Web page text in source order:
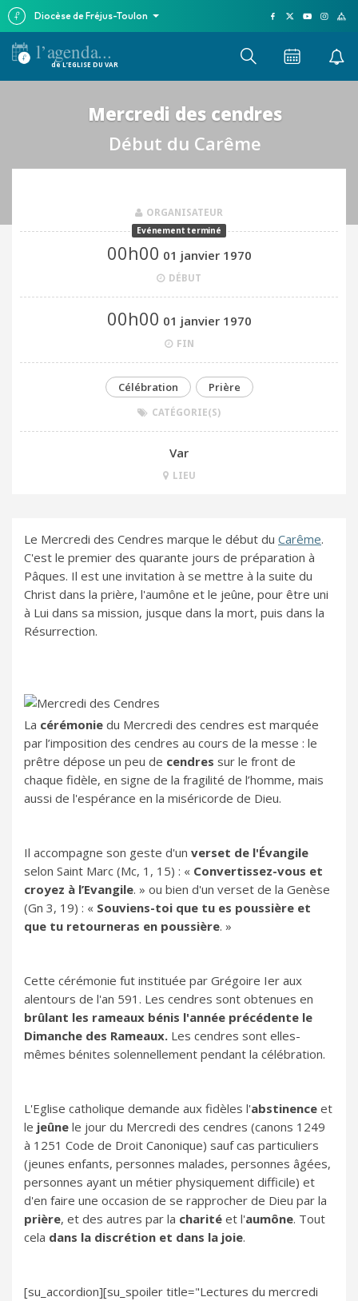
Diocèse de Fréjus-Toulon
l’agenda...
de L’EGLISE DU VAR
Mercredi des cendres
Début du Carême
ORGANISATEUR
00h00 01 janvier 1970
DÉBUT
00h00 01 janvier 1970
FIN
Célébration Prière
CATÉGORIE(S)
Var
LIEU
Le Mercredi des Cendres marque le début du Carême.
C'est le premier des quarante jours de préparation à
Pâques. Il est une invitation à se mettre à la suite du
Christ dans la prière, l'aumône et le jeûne, pour être uni
à Lui dans sa mission, jusque dans la mort, puis dans la
Résurrection.
La cérémonie du Mercredi des cendres est marquée
par l’imposition des cendres au cours de la messe : le
prêtre dépose un peu de cendres sur le front de
chaque fidèle, en signe de la fragilité de l’homme, mais
aussi de l'espérance en la miséricorde de Dieu.
Il accompagne son geste d'un verset de l'Évangile
selon Saint Marc (Mc, 1, 15) : « Convertissez-vous et
croyez à l’Evangile. » ou bien d'un verset de la Genèse
(Gn 3, 19) : « Souviens-toi que tu es poussière et
que tu retourneras en poussière. »
Cette cérémonie fut instituée par Grégoire Ier aux
alentours de l'an 591. Les cendres sont obtenues en
brûlant les rameaux bénis l'année précédente le
Dimanche des Rameaux. Les cendres sont elles-
mêmes bénites solennellement pendant la célébration.
L'Eglise catholique demande aux fidèles l'abstinence et
le jeûne le jour du Mercredi des cendres (canons 1249
à 1251 Code de Droit Canonique) sauf cas particuliers
(jeunes enfants, personnes malades, personnes âgées,
personnes ayant un métier physiquement difficile) et
d'en faire une occasion de se rapprocher de Dieu par la
prière, et des autres par la charité et l'aumône. Tout
cela dans la discrétion et dans la joie.
[su_accordion][su_spoiler title="Lectures du mercredi